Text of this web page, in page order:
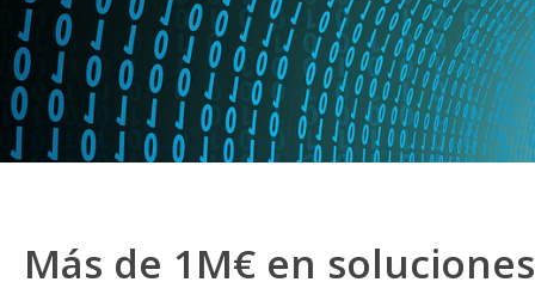
Más de 1M€ en